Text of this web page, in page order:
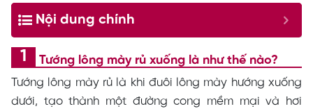
Nội dung chính
Tướng lông mày rủ xuống là như thế nào?
Tướng lông mày rủ là khi đuôi lông mày hướng xuống
dưới, tạo thành một đường cong mềm mại và hơi